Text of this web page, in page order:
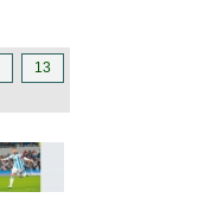
13